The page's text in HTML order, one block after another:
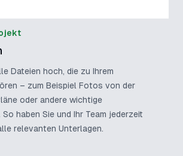
Dateien hoch, die zu Ihrem
– zum Beispiel Fotos von der
oder andere wichtige
haben Sie und Ihr Team jederzeit
relevanten Unterlagen.